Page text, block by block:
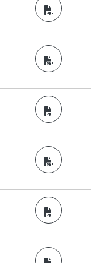
PDF
PDF
PDF
PDF
PDF
PDF